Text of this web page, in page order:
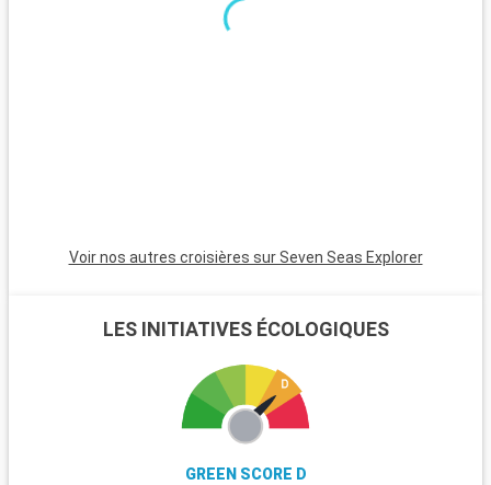
Voir nos autres croisières sur Seven Seas Explorer
LES INITIATIVES ÉCOLOGIQUES
GREEN SCORE D